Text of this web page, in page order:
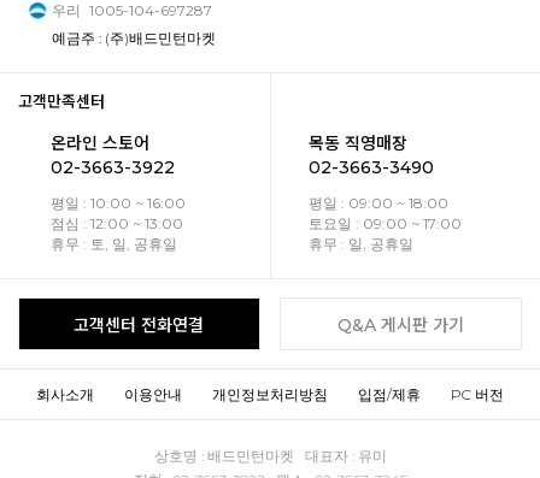
우리 1005-104-697287
예금주 : (주)배드민턴마켓
고객만족센터
온라인 스토어
02-3663-3922
평일 : 10:00 ~ 16:00
점심 : 12:00 ~ 13:00
휴무 : 토, 일, 공휴일
목동 직영매장
02-3663-3490
평일 : 09:00 ~ 18:00
토요일 : 09:00 ~ 17:00
휴무 : 일, 공휴일
고객센터 전화연결 Q&A 게시판 가기
회사소개 이용안내 개인정보처리방침 입점/제휴 PC 버전
상호명 : 배드민턴마켓 대표자 : 유미